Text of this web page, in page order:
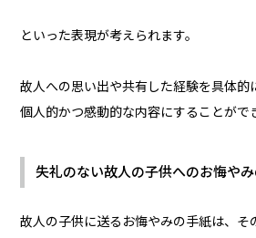
といった表現が考えられます。
故人への思い出や共有した経験を具体的
個人的かつ感動的な内容にすることがで
失礼のない故人の子供へのお悔や
故人の子供に送るお悔やみの手紙は、そ